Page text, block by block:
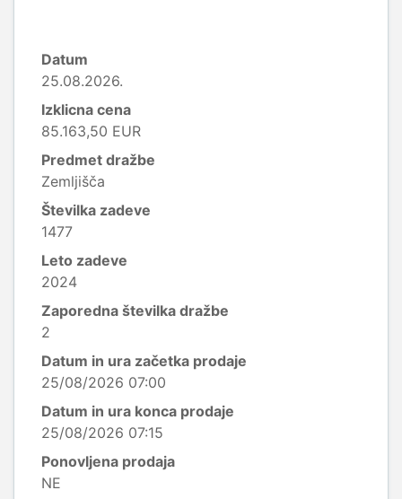
Datum
25.08.2026.
Izklicna cena
85.163,50 EUR
Predmet dražbe
Zemljišča
Številka zadeve
1477
Leto zadeve
2024
Zaporedna številka dražbe
2
Datum in ura začetka prodaje
25/08/2026 07:00
Datum in ura konca prodaje
25/08/2026 07:15
Ponovljena prodaja
NE